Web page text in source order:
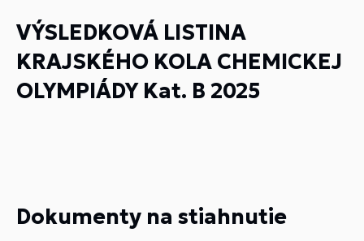
VÝSLEDKOVÁ LISTINA
KRAJSKÉHO KOLA CHEMICKEJ
OLYMPIÁDY Kat. B 2025
Dokumenty na stiahnutie